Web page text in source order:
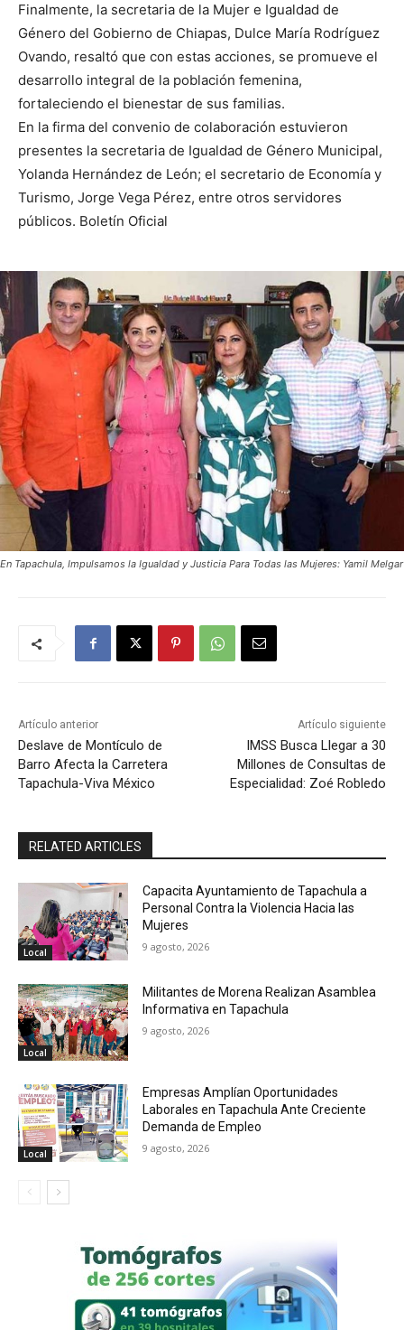
Finalmente, la secretaria de la Mujer e Igualdad de
Género del Gobierno de Chiapas, Dulce María Rodríguez
Ovando, resaltó que con estas acciones, se promueve el
desarrollo integral de la población femenina,
fortaleciendo el bienestar de sus familias.
En la firma del convenio de colaboración estuvieron
presentes la secretaria de Igualdad de Género Municipal,
Yolanda Hernández de León; el secretario de Economía y
Turismo, Jorge Vega Pérez, entre otros servidores
públicos. Boletín Oficial
En Tapachula, Impulsamos la Igualdad y Justicia Para Todas las Mujeres: Yamil Melgar
Artículo anterior
Deslave de Montículo de
Barro Afecta la Carretera
Tapachula-Viva México
Artículo siguiente
IMSS Busca Llegar a 30
Millones de Consultas de
Especialidad: Zoé Robledo
RELATED ARTICLES
Local
Capacita Ayuntamiento de Tapachula a
Personal Contra la Violencia Hacia las
Mujeres
9 agosto, 2026
Local
Militantes de Morena Realizan Asamblea
Informativa en Tapachula
9 agosto, 2026
Local
Empresas Amplían Oportunidades
Laborales en Tapachula Ante Creciente
Demanda de Empleo
9 agosto, 2026